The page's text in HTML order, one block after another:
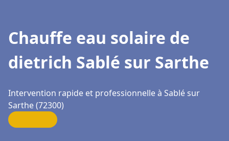
Chauffe eau solaire de
dietrich Sablé sur Sarthe
Intervention rapide et professionnelle à Sablé sur
Sarthe (72300)